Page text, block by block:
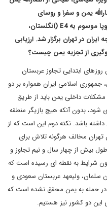
یمن و سفرا و روسای
نمایندگی‌های چهار کشور ذیربط اتحادیه اروپا موسوم به E4 (انگلستان،
ایران در تهران برگزار شد. ارزیابی
از تجزیه یمن چیست؟
ابتدایی تجاوز عربستان
اسلامی ایران همواره بر دو
داخلی یمن باید از طریق
بدون آنکه هیچ بازیگر منطقه
باشد. نکته دوم این است که از
مخالف هرگونه تلاش برای
بیش از چهار سال و نیم تجاوز و
شرایط به نقطه ای رسیده است که
سلمان، ولیعهد عربستان سعودی و
در حمله به یمن محقق نشده است که
دو کشور نیز هستیم.